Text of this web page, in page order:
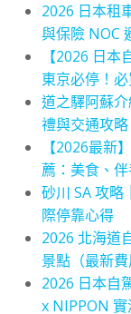
2026 日本租
與保險 NOC
【2026 日
東京必停！
道之驛阿蘇
禮與交通攻略
【2026最新
薦：美食、
砂川 SA 攻
際停靠心得
2026 北海道
景點（最新費
2026 日本自
x NIPPON 實